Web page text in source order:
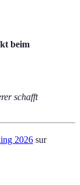
beim
schafft
2026 sur